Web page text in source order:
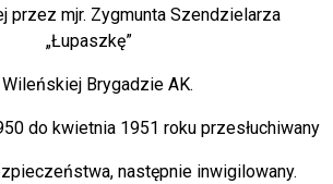
przez mjr. Zygmunta Szendzielarza
„Łupaszkę”
Wileńskiej Brygadzie AK.
do kwietnia 1951 roku przesłuchiwany
następnie inwigilowany.